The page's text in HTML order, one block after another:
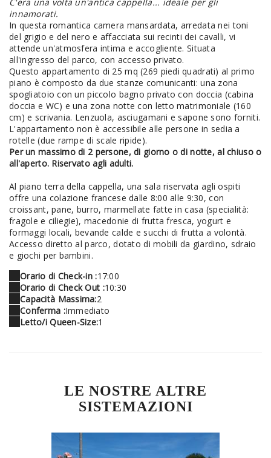
innamorati.
In questa romantica camera mansardata, arredata nei toni
del grigio e del nero e affacciata sui recinti dei cavalli, vi
attende un'atmosfera intima e accogliente. Situata
all'ingresso del parco, con accesso privato.
Questo appartamento di 25 mq (269 piedi quadrati) al primo
piano è composto da due stanze comunicanti: una zona
spogliatoio con un piccolo bagno privato con doccia (cabina
doccia e WC) e una zona notte con letto matrimoniale (160
cm) e scrivania. Lenzuola, asciugamani e sapone sono forniti.
L'appartamento non è accessibile alle persone in sedia a
rotelle (due rampe di scale ripide).
Per un massimo di 2 persone, di giorno o di notte, al chiuso o
all'aperto. Riservato agli adulti.
Al piano terra della cappella, una sala riservata agli ospiti
offre una colazione francese dalle 8:00 alle 9:30, con
croissant, pane, burro, marmellate fatte in casa (specialità:
fragole e ciliegie), macedonie di frutta fresca, yogurt e
formaggi locali, bevande calde e succhi di frutta a volontà.
Accesso diretto al parco, dotato di mobili da giardino, sdraio
e giochi per bambini.
Orario di Check-in :17:00
Orario di Check Out :10:30
Capacità Massima:2
Conferma :Immediato
Letto/i Queen-Size:1
LE NOSTRE ALTRE
SISTEMAZIONI